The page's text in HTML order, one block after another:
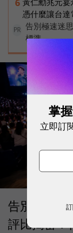
6
憑什麼讓台達
PR
告別極速迷
標準
告別「極
評比揭密：
掌
立即訂